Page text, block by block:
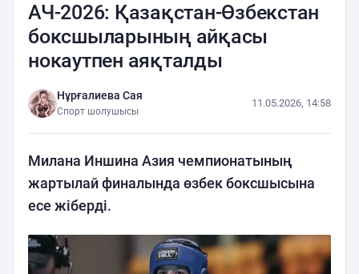
АЧ-2026: Қазақстан-Өзбекстан
боксшыларының айқасы
нокаутпен аяқталды
Нұрғалиева Сая
Спорт шолушысы
11.05.2026, 14:58
Милана Иншина Азия чемпионатының
жартылай финалында өзбек боксшысына
есе жіберді.